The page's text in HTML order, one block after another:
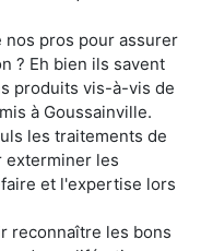
pros pour assurer
? Eh bien ils savent
produits vis-à-vis de
à Goussainville.
les traitements de
exterminer les
et l'expertise lors
reconnaître les bons